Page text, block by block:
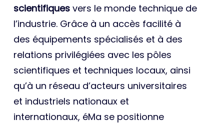
scientifiques vers le monde technique de
l’industrie. Grâce à un accès facilité à
des équipements spécialisés et à des
relations privilégiées avec les pôles
scientifiques et techniques locaux, ainsi
qu’à un réseau d’acteurs universitaires
et industriels nationaux et
internationaux, éMa se positionne